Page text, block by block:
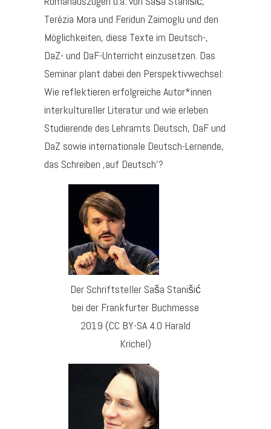
Terézia Mora und Feridun Zaimoglu und den
Möglichkeiten, diese Texte im Deutsch-,
DaZ- und DaF-Unterricht einzusetzen. Das
Seminar plant dabei den Perspektivwechsel:
Wie reflektieren erfolgreiche Autor*innen
interkultureller Literatur und wie erleben
Studierende des Lehramts Deutsch, DaF und
DaZ sowie internationale Deutsch-Lernende,
das Schreiben ‚auf Deutsch’?
Der Schriftsteller Saša Stanišić
bei der Frankfurter Buchmesse
2019 (CC BY-SA 4.0 Harald
Krichel)